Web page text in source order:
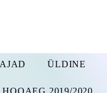
ÜLDINE
HOOAEG 2019/2020